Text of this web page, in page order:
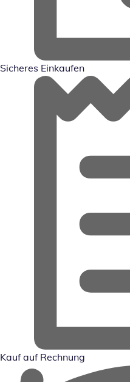
Sicheres Einkaufen
Kauf auf Rechnung